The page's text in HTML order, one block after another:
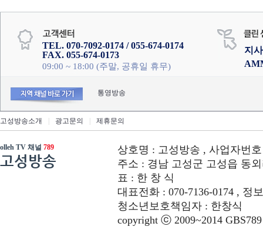
TEL. 070-7092-0174 / 055-674-0174
FAX. 055-674-0173
09:00 ~ 18:00 (주말, 공휴일 휴무)
지
통영방송
고성방송소개 광고문의 제휴문의
olleh TV 채널 789
고성방송
상호명 : 고성방송 , 사업자번호
주소 : 경남 고성군 고성읍 동외
표 : 한 창 식
대표전화 : 070-7136-0174 , 정
청소년보호책임자 : 한창식
copyright ⓒ 2009~2014